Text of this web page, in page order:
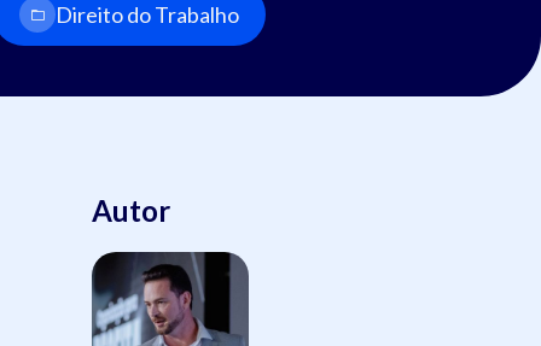
Direito do Trabalho
Autor